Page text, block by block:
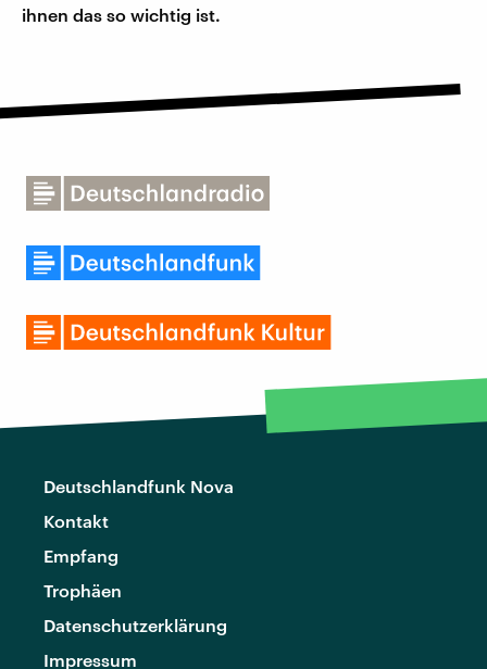
ihnen das so wichtig ist.
Deutschlandfunk Nova
Kontakt
Empfang
Trophäen
Datenschutzerklärung
Impressum